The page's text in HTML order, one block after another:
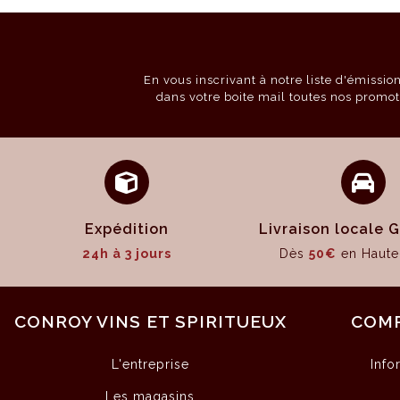
En vous inscrivant à notre liste
dans votre boite mail toutes nos
Expédition
24h à 3 jours
Livraison locale
Dès 50€ en
CONROY VINS ET SPIRITUEUX
L'entreprise
Les magasins